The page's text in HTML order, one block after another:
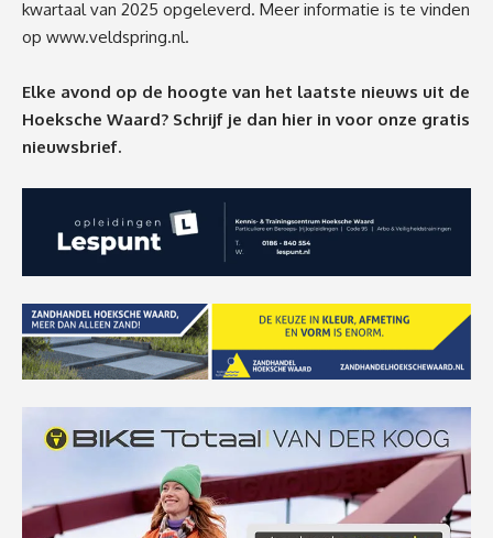
kwartaal van 2025 opgeleverd. Meer informatie is te vinden
op www.veldspring.nl.
Elke avond op de hoogte van het laatste nieuws uit de
Hoeksche Waard? Schrijf je dan hier in voor onze gratis
nieuwsbrief.